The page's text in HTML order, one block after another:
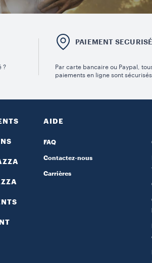
?
PAIEMENT
Par carte bancaire ou Paypal,
paiements en ligne sont
AIDE
FAQ
Contactez-nous
Carrières